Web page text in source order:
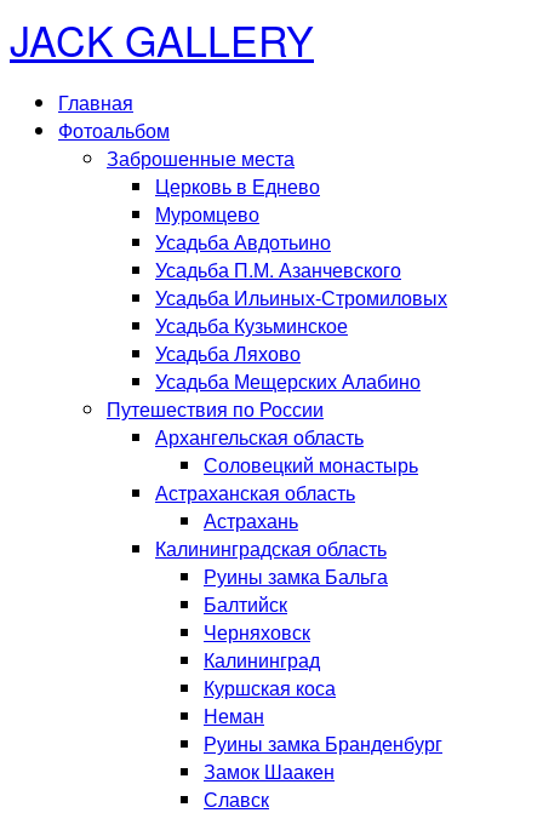
JACK GALLERY
Главная
Фотоальбом
Заброшенные места
Церковь в Еднево
Муромцево
Усадьба Авдотьино
Усадьба П.М. Азанчевского
Усадьба Ильиных-Стромиловых
Усадьба Кузьминское
Усадьба Ляхово
Усадьба Мещерских Алабино
Путешествия по России
Архангельская область
Соловецкий монастырь
Астраханская область
Астрахань
Калининградская область
Руины замка Бальга
Балтийск
Черняховск
Калининград
Куршская коса
Неман
Руины замка Бранденбург
Замок Шаакен
Славск